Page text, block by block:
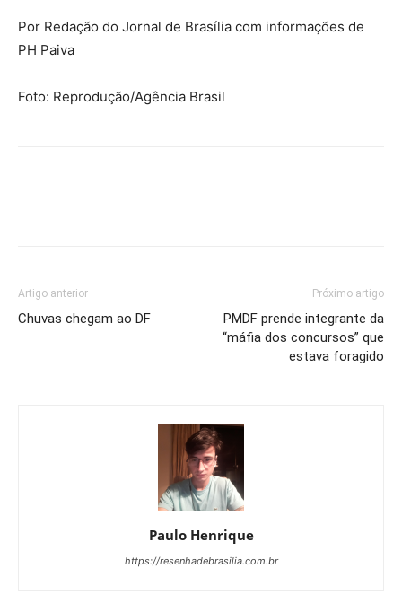
Por Redação do Jornal de Brasília com informações de
PH Paiva
Foto: Reprodução/Agência Brasil
Artigo anterior
Chuvas chegam ao DF
Próximo artigo
PMDF prende integrante da
“máfia dos concursos” que
estava foragido
Paulo Henrique
https://resenhadebrasilia.com.br